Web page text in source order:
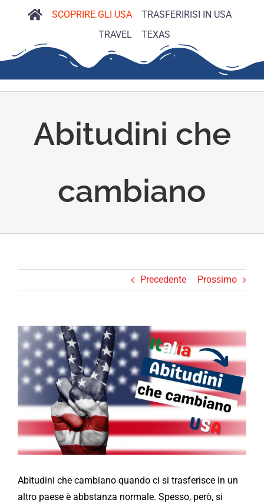
SCOPRIRE GLI USA
TRASFERIRISI IN USA
TRAVEL
TEXAS
Abitudini che
cambiano
Precedente Prossimo
Ingrandisci
immagine
Abitudini che cambiano quando ci si trasferisce in un
altro paese è abbstanza normale. Spesso, però, si